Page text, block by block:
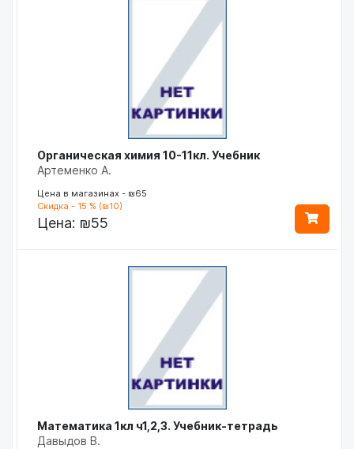
Органическая химия 10-11кл. Учебник
Артеменко А.
Цена в магазинах - ₪65
Скидка - 15 % (₪10)
Цена: ₪55
Математика 1кл ч1,2,3. Учебник-тетрадь
Давыдов В.